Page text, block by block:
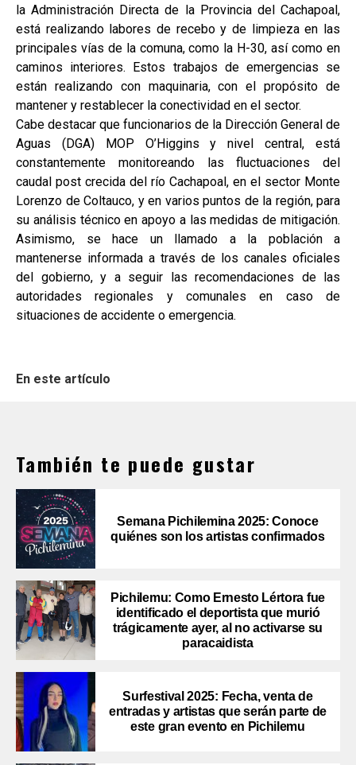
la Administración Directa de la Provincia del Cachapoal,
está realizando labores de recebo y de limpieza en las
principales vías de la comuna, como la H-30, así como en
caminos interiores. Estos trabajos de emergencias se
están realizando con maquinaria, con el propósito de
mantener y restablecer la conectividad en el sector.
Cabe destacar que funcionarios de la Dirección General de
Aguas (DGA) MOP O’Higgins y nivel central, está
constantemente monitoreando las fluctuaciones del
caudal post crecida del río Cachapoal, en el sector Monte
Lorenzo de Coltauco, y en varios puntos de la región, para
su análisis técnico en apoyo a las medidas de mitigación.
Asimismo, se hace un llamado a la población a
mantenerse informada a través de los canales oficiales
del gobierno, y a seguir las recomendaciones de las
autoridades regionales y comunales en caso de
situaciones de accidente o emergencia.
En este artículo
También te puede gustar
Semana Pichilemina 2025: Conoce
quiénes son los artistas confirmados
Pichilemu: Como Ernesto Lértora fue
identificado el deportista que murió
trágicamente ayer, al no activarse su
paracaidista
Surfestival 2025: Fecha, venta de
entradas y artistas que serán parte de
este gran evento en Pichilemu